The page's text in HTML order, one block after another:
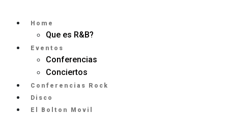
Home
Que es R&B?
Eventos
Conferencias
Conciertos
Conferencias Rock
Disco
El Bolton Movil